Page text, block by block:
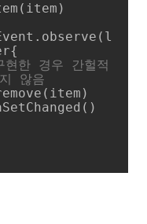
한 경우 간헐적
않음